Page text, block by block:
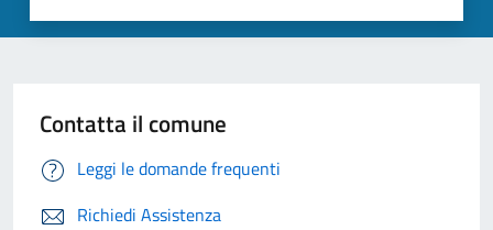
Contatta il comune
Leggi le domande frequenti
Richiedi Assistenza